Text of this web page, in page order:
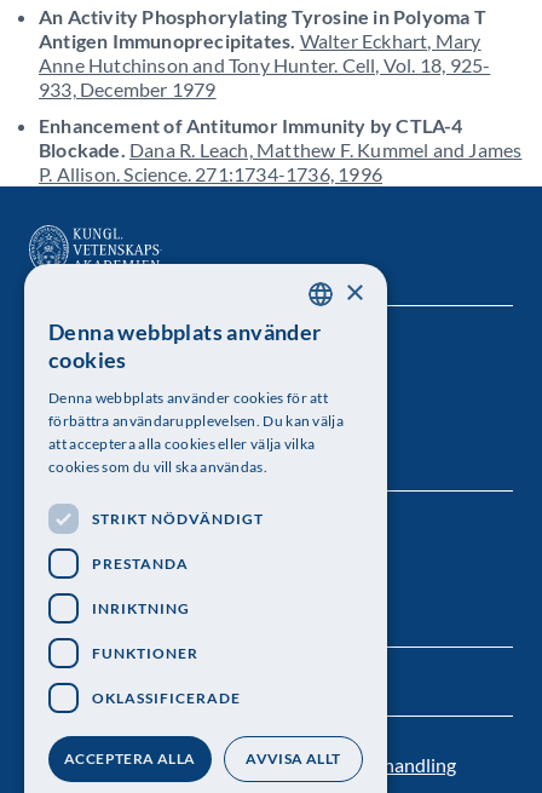
An Activity Phosphorylating Tyrosine in Polyoma T
Antigen Immunoprecipitates. Walter Eckhart, Mary
Anne Hutchinson and Tony Hunter. Cell, Vol. 18, 925-
933, December 1979
Enhancement of Antitumor Immunity by CTLA-4
Blockade. Dana R. Leach, Matthew F. Kummel and James
P. Allison. Science. 271:1734-1736, 1996
Kungl. Vetenskapsakademien
Besöksadress: Lilla Frescativägen 4A
Telefon: 08-673 95 00
Kontakt Nyhetsbrev
Personuppgiftsbehandling
Följ oss
SWEDISH
×
Denna webbplats använder
cookies
Denna webbplats använder cookies för att
förbättra användarupplevelsen. Du kan välja
att acceptera alla cookies eller välja vilka
cookies som du vill ska användas.
STRIKT NÖDVÄNDIGT
PRESTANDA
INRIKTNING
FUNKTIONER
OKLASSIFICERADE
ACCEPTERA ALLA AVVISA ALLT